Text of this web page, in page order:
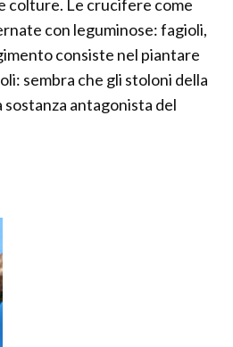
colture. Le crucifere come
con leguminose: fagioli,
consiste nel piantare
sembra che gli stoloni della
antagonista del